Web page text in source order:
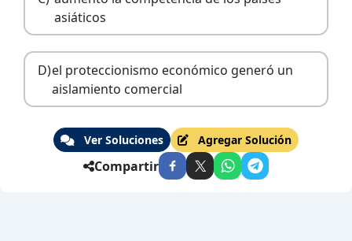
asiáticos
D)el proteccionismo económico generó un
aislamiento comercial
Ver Soluciones Agregar Solución
Compartir